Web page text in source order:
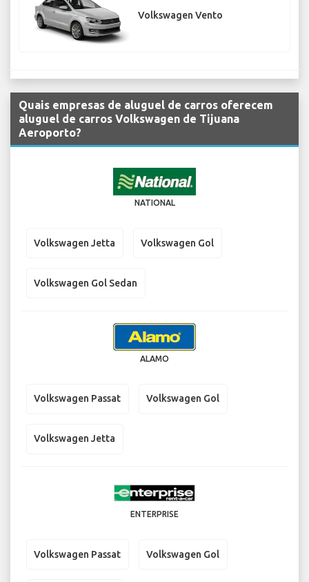
Volkswagen Vento
Quais empresas de aluguel de carros oferecem
aluguel de carros Volkswagen de Tijuana
Aeroporto?
NATIONAL
Volkswagen Jetta Volkswagen Gol
Volkswagen Gol Sedan
ALAMO
Volkswagen Passat Volkswagen Gol
Volkswagen Jetta
ENTERPRISE
Volkswagen Passat Volkswagen Gol